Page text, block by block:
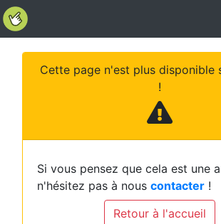
Cette page n'est plus disponible
!
Si vous pensez que cela est une
n'hésitez pas à nous contacter !
Retour à l'accueil